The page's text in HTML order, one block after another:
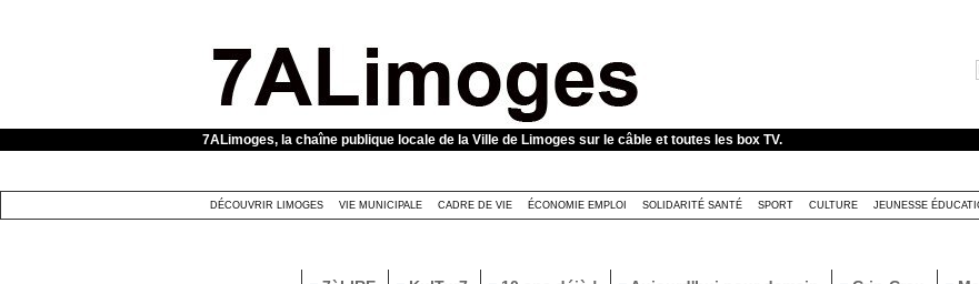
7ALimoges, la chaîne publique locale de la Ville de Limoges sur le câble et toutes les box TV.
DÉCOUVRIR LIMOGES VIE MUNICIPALE CADRE DE VIE ÉCONOMIE EMPLOI SOLIDARITÉ SANTÉ SPORT CULTURE JEUNESSE